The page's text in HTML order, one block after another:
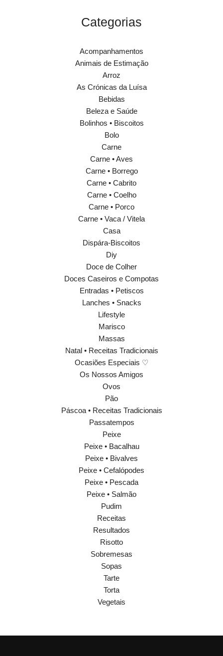
Categorias
Acompanhamentos
Animais de Estimação
Arroz
As Crónicas da Luísa
Bebidas
Beleza e Saúde
Bolinhos • Biscoitos
Bolo
Carne
Carne • Aves
Carne • Borrego
Carne • Cabrito
Carne • Coelho
Carne • Porco
Carne • Vaca / Vitela
Casa
Dispára-Biscoitos
Diy
Doce de Colher
Doces Caseiros e Compotas
Entradas • Petiscos
Lanches • Snacks
Lifestyle
Marisco
Massas
Natal • Receitas Tradicionais
Ocasiões Especiais ♡
Os Nossos Amigos
Ovos
Pão
Páscoa • Receitas Tradicionais
Passatempos
Peixe
Peixe • Bacalhau
Peixe • Bivalves
Peixe • Cefalópodes
Peixe • Pescada
Peixe • Salmão
Pudim
Receitas
Resultados
Risotto
Sobremesas
Sopas
Tarte
Torta
Vegetais